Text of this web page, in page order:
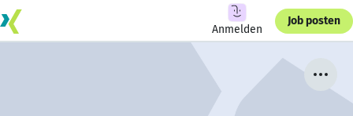
Anmelden
Job posten